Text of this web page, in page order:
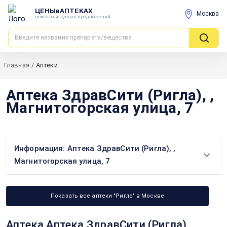
ЦЕНЫвАПТЕКАХ
поиск выгодных предложений Москва
Главная / Аптеки
Аптека ЗдравСити (Ригла), ,
Магнитогорская улица, 7
Информация: Аптека ЗдравСити (Ригла), ,
Магнитогорская улица, 7
Показать все аптеки "Ригла" в Москве